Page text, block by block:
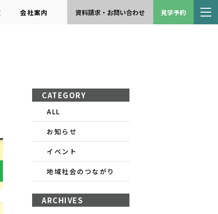
会社案内
CATEGORY
ALL
お知らせ
イベント
地域社会のつながり
ARCHIVES
資料請求・お問い合わせ 見学予約